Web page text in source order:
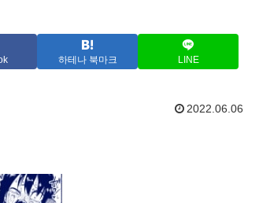
하테나 북마크 LINE
2022.06.06